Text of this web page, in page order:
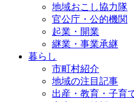
地域おこし協力隊
官公庁・公的機関
起業・開業
継業・事業承継
暮らし
市町村紹介
地域の注目記事
出産・教育・子育